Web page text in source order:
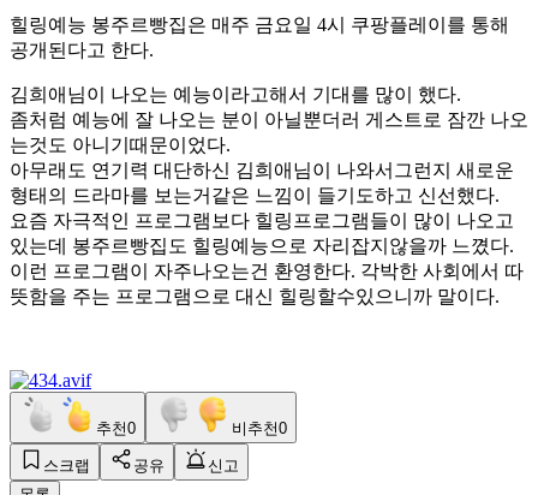
힐링예능 봉주르빵집은 매주 금요일 4시 쿠팡플레이를 통해
공개된다고 한다.
김희애님이 나오는 예능이라고해서 기대를 많이 했다.
좀처럼 예능에 잘 나오는 분이 아닐뿐더러 게스트로 잠깐 나오
는것도 아니기때문이었다.
아무래도 연기력 대단하신 김희애님이 나와서그런지 새로운
형태의 드라마를 보는거같은 느낌이 들기도하고 신선했다.
요즘 자극적인 프로그램보다 힐링프로그램들이 많이 나오고
있는데 봉주르빵집도 힐링예능으로 자리잡지않을까 느꼈다.
이런 프로그램이 자주나오는건 환영한다. 각박한 사회에서 따
뜻함을 주는 프로그램으로 대신 힐링할수있으니까 말이다.
추천0 비추천0
스크랩 공유
신고